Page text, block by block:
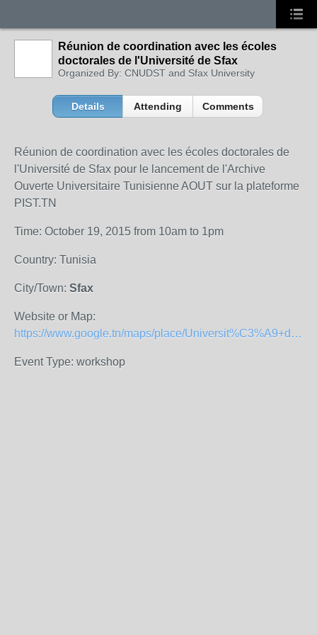
Réunion de coordination avec les écoles
doctorales de l'Université de Sfax
Organized By: CNUDST and Sfax University
Details Attending Comments
Réunion de coordination avec les écoles doctorales de
l'Université de Sfax pour le lancement de l'Archive
Ouverte Universitaire Tunisienne AOUT sur la plateforme
PIST.TN
Time: October 19, 2015 from 10am to 1pm
Country: Tunisia
City/Town: Sfax
Website or Map:
https://www.google.tn/maps/place/Universit%C3%A9+de+Sfax/@34.736111,10.7405388,17z/data=!3m1!4b1!4m2!3m1!1s0x13002cd27f0c8681:0x63d759dba80852a?hl=fr
Event Type: workshop